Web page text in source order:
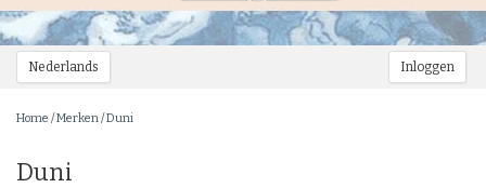
Nederlands Inloggen
Home /Merken/Duni
Duni